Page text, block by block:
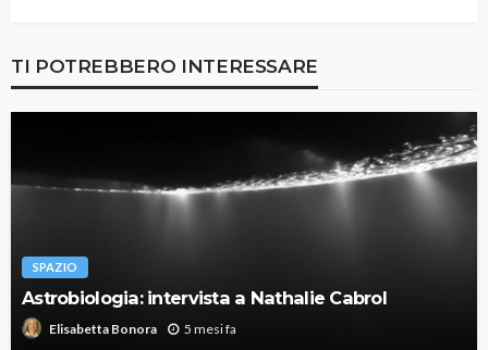
TI POTREBBERO INTERESSARE
SPAZIO
Astrobiologia: intervista a Nathalie Cabrol
Elisabetta Bonora 5 mesi fa